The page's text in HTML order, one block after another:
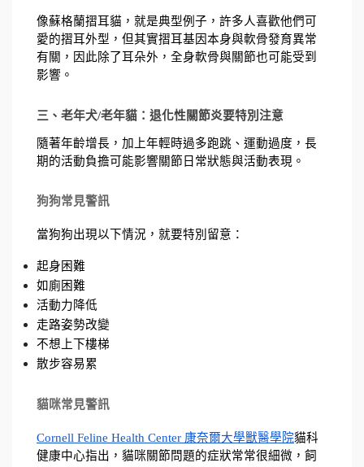
像蘇格蘭摺耳貓，就是典型例子，許多人喜歡他們可
愛的摺耳外型，但其實摺耳基因本身與軟骨發育異常
有關，因此除了耳朵外，全身軟骨與關節也可能受到
影響。
三、老年犬/老年貓：退化性關節炎要特別注意
隨著年齡增長，加上年輕時過多跑跳、運動過度，長
期的活動負擔可能影響關節日常狀態與活動表現。
狗狗常見警訊
當狗狗出現以下情況，就要特別留意：
起身困難
如廁困難
活動力降低
走路姿勢改變
不想上下樓梯
散步容易累
貓咪常見警訊
Cornell Feline Health Center 康奈爾大學獸醫學院貓科
健康中心指出，貓咪關節問題的症狀常常很細微，飼